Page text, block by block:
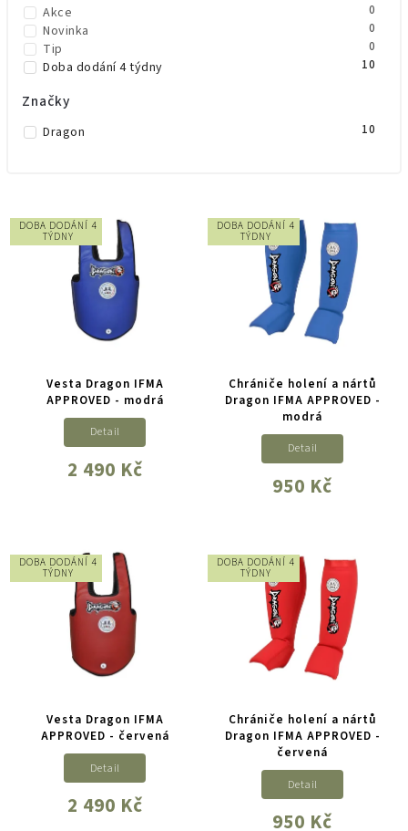
Akce 0
Novinka 0
Tip 0
Doba dodání 4 týdny 10
Značky
Dragon 10
DOBA DODÁNÍ 4
TÝDNY
Vesta Dragon IFMA
APPROVED - modrá
2 490 Kč
Detail
DOBA DODÁNÍ 4
TÝDNY
Chrániče holení a nártů
Dragon IFMA APPROVED -
modrá
950 Kč
Detail
DOBA DODÁNÍ 4
TÝDNY
Vesta Dragon IFMA
APPROVED - červená
2 490 Kč
Detail
DOBA DODÁNÍ 4
TÝDNY
Chrániče holení a nártů
Dragon IFMA APPROVED -
červená
950 Kč
Detail